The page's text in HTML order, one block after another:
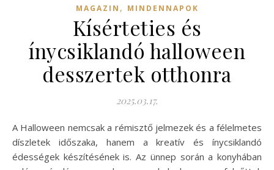
MAGAZIN , MINDENNAPOK
Kísérteties és
ínycsiklandó halloween
desszertek otthonra
2025.03.17.
A Halloween nemcsak a rémisztő jelmezek és a félelmetes
díszletek időszaka, hanem a kreatív és ínycsiklandó
édességek készítésének is. Az ünnep során a konyhában